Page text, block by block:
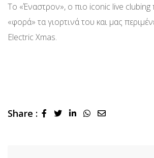
Το «Έναστρον», ο πιο iconic live
«φορά» τα γιορτινά του και μας
Electric Χmas.
Share : LinkedInWhatsapp
Share